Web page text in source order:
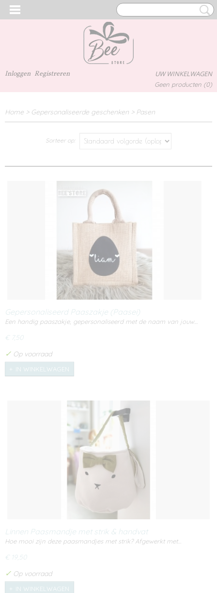
Inloggen Registreren UW WINKELWAGEN
Geen producten (0)
Home > Gepersonaliseerde geschenken > Pasen
Sorteer op:
Gepersonaliseerd Paaszakje (Paasei)
Een handig paaszakje, gepersonaliseerd met de naam van jouw…
€ 7,50
✓ Op voorraad
IN WINKELWAGEN
Linnen Paasmandje met strik & handvat
Hoe mooi zijn deze paasmandjes met strik? Afgewerkt met…
€ 19,50
✓ Op voorraad
IN WINKELWAGEN